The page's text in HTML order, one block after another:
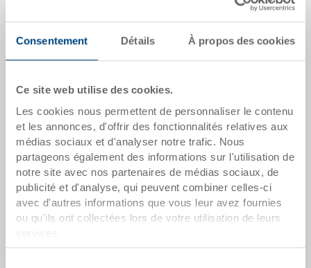
Consentement Détails À propos des cookies
Ce site web utilise des cookies.
Les cookies nous permettent de personnaliser le contenu
et les annonces, d'offrir des fonctionnalités relatives aux
médias sociaux et d'analyser notre trafic. Nous
partageons également des informations sur l'utilisation de
notre site avec nos partenaires de médias sociaux, de
publicité et d'analyse, qui peuvent combiner celles-ci
avec d'autres informations que vous leur avez fournies
ou qu'ils ont collectées lors de votre utilisation de leurs
Dans le panier
Quantité échelonnée
Dès 10 pièces CHF 39.40
Dès 50 pièces CHF 35.90
Dès 100 pièces CHF 32.80
Dès 250 pièces CHF 28.45
Quantités échelonnées correspondent aux unités